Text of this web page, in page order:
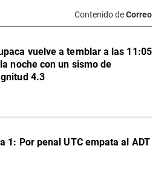
Contenido deCorreo
vuelve a temblar a las 11:05
noche con un sismo de
4.3
1: Por penal UTC empata al ADT